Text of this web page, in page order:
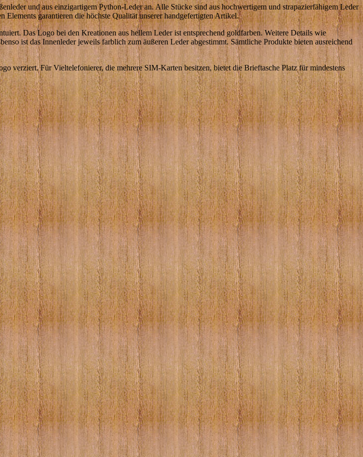
und aus einzigartigem Python-Leder an. Alle Stücke sind aus hochwertigem und strapazierfähigem Leder
garantieren die höchste Qualität unserer handgefertigten Artikel.
Das Logo bei den Kreationen aus hellem Leder ist entsprechend goldfarben. Weitere Details wie
ist das Innenleder jeweils farblich zum äußeren Leder abgestimmt. Sämtliche Produkte bieten ausreichend
verziert. Für Vieltelefonierer, die mehrere SIM-Karten besitzen, bietet die Brieftasche Platz für mindestens